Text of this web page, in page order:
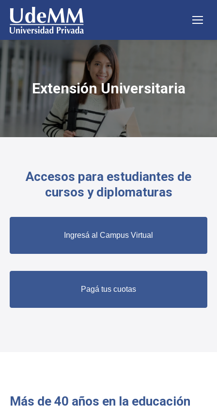
Extensión Universitaria
Estás aquí:
Accesos para estudiantes de
cursos y diplomaturas
Ingresá al Campus Virtual
Pagá tus cuotas
Más de 40 años en la educación